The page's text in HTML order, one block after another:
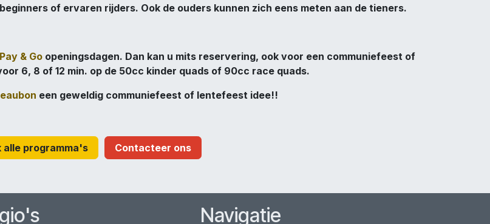
of ervaren rijders. Ook de ouders kunnen zich eens meten aan de tieners.
Pay & Go openingsdagen. Dan kan u mits reservering, ook voor een communiefeest of
6, 8 of 12 min. op de 50cc kinder quads of 90cc race quads.
een geweldig communiefeest of lentefeest idee!!
alle programma's Contacteer ons
Navigatie